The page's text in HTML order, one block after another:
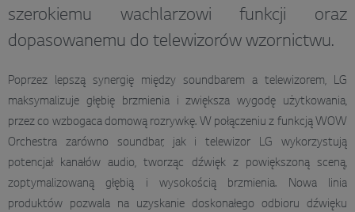
szerokiemu wachlarzowi funkcji oraz
dopasowanemu do telewizorów wzornictwu.
Poprzez lepszą synergię między soundbarem a telewizorem, LG
maksymalizuje głębię brzmienia i zwiększa wygodę użytkowania,
przez co wzbogaca domową rozrywkę. W połączeniu z funkcją WOW
Orchestra zarówno soundbar, jak i telewizor LG wykorzystują
potencjał kanałów audio, tworząc dźwięk z powiększoną sceną,
zoptymalizowaną głębią i wysokością brzmienia. Nowa linia
produktów pozwala na uzyskanie doskonałego odbioru dźwięku